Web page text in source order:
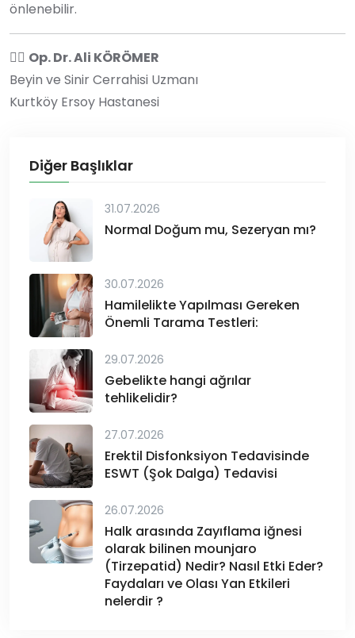
önlenebilir.
👨‍⚕️ Op. Dr. Ali KÖRÖMER
Beyin ve Sinir Cerrahisi Uzmanı
Kurtköy Ersoy Hastanesi
Diğer Başlıklar
31.07.2026
Normal Doğum mu, Sezeryan mı?
30.07.2026
Hamilelikte Yapılması Gereken
Önemli Tarama Testleri:
29.07.2026
Gebelikte hangi ağrılar
tehlikelidir?
27.07.2026
Erektil Disfonksiyon Tedavisinde
ESWT (Şok Dalga) Tedavisi
26.07.2026
Halk arasında Zayıflama iğnesi
olarak bilinen mounjaro
(Tirzepatid) Nedir? Nasıl Etki Eder?
Faydaları ve Olası Yan Etkileri
nelerdir ?